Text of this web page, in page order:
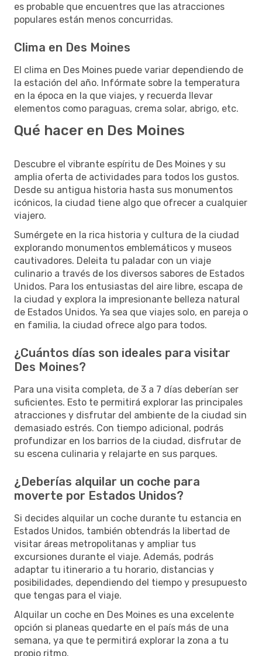
es probable que encuentres que las atracciones
populares están menos concurridas.
Clima en Des Moines
El clima en Des Moines puede variar dependiendo de
la estación del año. Infórmate sobre la temperatura
en la época en la que viajes, y recuerda llevar
elementos como paraguas, crema solar, abrigo, etc.
Qué hacer en Des Moines
Descubre el vibrante espíritu de Des Moines y su
amplia oferta de actividades para todos los gustos.
Desde su antigua historia hasta sus monumentos
icónicos, la ciudad tiene algo que ofrecer a cualquier
viajero.
Sumérgete en la rica historia y cultura de la ciudad
explorando monumentos emblemáticos y museos
cautivadores. Deleita tu paladar con un viaje
culinario a través de los diversos sabores de Estados
Unidos. Para los entusiastas del aire libre, escapa de
la ciudad y explora la impresionante belleza natural
de Estados Unidos. Ya sea que viajes solo, en pareja o
en familia, la ciudad ofrece algo para todos.
¿Cuántos días son ideales para visitar
Des Moines?
Para una visita completa, de 3 a 7 días deberían ser
suficientes. Esto te permitirá explorar las principales
atracciones y disfrutar del ambiente de la ciudad sin
demasiado estrés. Con tiempo adicional, podrás
profundizar en los barrios de la ciudad, disfrutar de
su escena culinaria y relajarte en sus parques.
¿Deberías alquilar un coche para
moverte por Estados Unidos?
Si decides alquilar un coche durante tu estancia en
Estados Unidos, también obtendrás la libertad de
visitar áreas metropolitanas y ampliar tus
excursiones durante el viaje. Además, podrás
adaptar tu itinerario a tu horario, distancias y
posibilidades, dependiendo del tiempo y presupuesto
que tengas para el viaje.
Alquilar un coche en Des Moines es una excelente
opción si planeas quedarte en el país más de una
semana, ya que te permitirá explorar la zona a tu
propio ritmo.